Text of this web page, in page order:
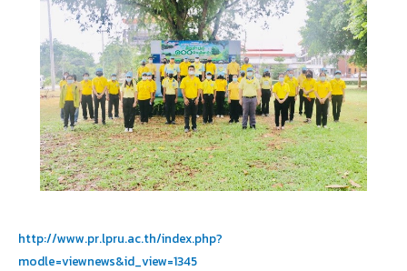
http://www.pr.lpru.ac.th/index.php?
modle=viewnews&id_view=1345